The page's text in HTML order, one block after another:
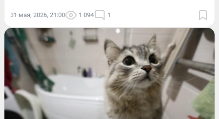
31 мая, 2026, 21:00 1 094 1